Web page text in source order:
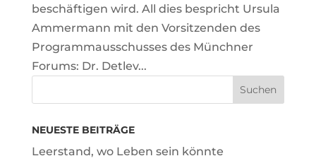
beschäftigen wird. All dies bespricht Ursula
Ammermann mit den Vorsitzenden des
Programmausschusses des Münchner
Forums: Dr. Detlev...
NEUESTE BEITRÄGE
Leerstand, wo Leben sein könnte